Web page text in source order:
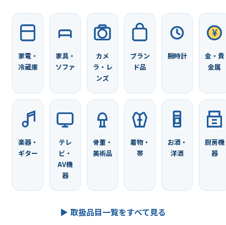
家電・
冷蔵庫
家具・
ソファ
カメ
ラ・レ
ンズ
ブラン
ド品
腕時計
¥
金・貴
金属
楽器・
ギター
テレ
ビ・
AV機
器
骨董・
美術品
着物・
帯
お酒・
洋酒
厨房機
器
▶ 取扱品目一覧をすべて見る